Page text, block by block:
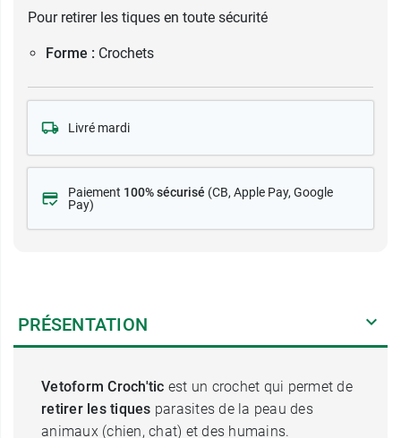
Pour retirer les tiques en toute sécurité
Forme : Crochets
Livré mardi
Paiement 100% sécurisé (CB, Apple Pay, Google
Pay)
PRÉSENTATION
Vetoform Croch'tic est un crochet qui permet de
retirer les tiques parasites de la peau des
animaux (chien, chat) et des humains.